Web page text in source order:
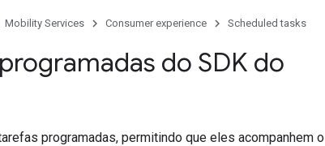
Mobility Services Consumer experience Scheduled tasks
do SDK do
programadas, permitindo que eles acompanhem o